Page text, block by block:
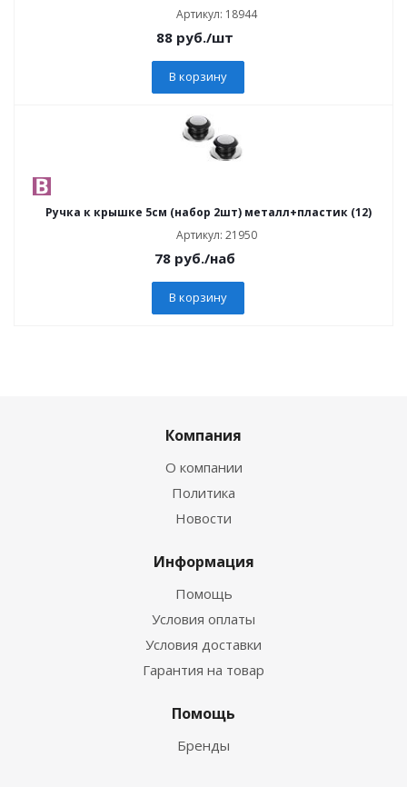
Артикул: 18944
88руб./шт
В корзину
Ручка к крышке 5см (набор 2шт) металл+пластик (12)
Артикул: 21950
78руб./наб
В корзину
Компания
О компании
Политика
Новости
Информация
Помощь
Условия оплаты
Условия доставки
Гарантия на товар
Помощь
Бренды